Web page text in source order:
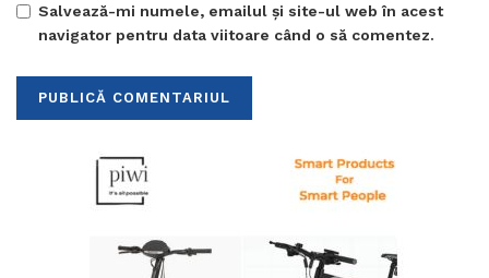
Salvează-mi numele, emailul și site-ul web în acest
navigator pentru data viitoare când o să comentez.